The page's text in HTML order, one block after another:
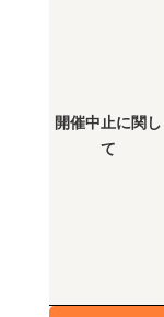
開催中止に関し
て